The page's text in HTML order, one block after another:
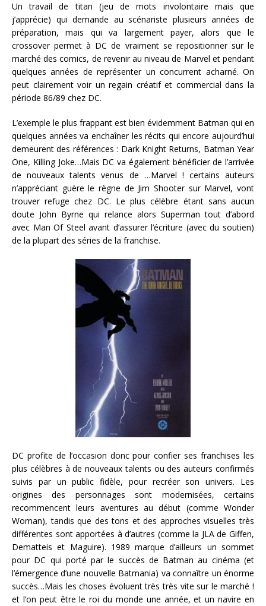
Un travail de titan (jeu de mots involontaire mais que
j’apprécie) qui demande au scénariste plusieurs années de
préparation, mais qui va largement payer, alors que le
crossover permet à DC de vraiment se repositionner sur le
marché des comics, de revenir au niveau de Marvel et pendant
quelques années de représenter un concurrent acharné. On
peut clairement voir un regain créatif et commercial dans la
période 86/89 chez DC.
L’exemple le plus frappant est bien évidemment Batman qui en
quelques années va enchaîner les récits qui encore aujourd’hui
demeurent des références : Dark Knight Returns, Batman Year
One, Killing Joke…Mais DC va également bénéficier de l’arrivée
de nouveaux talents venus de …Marvel ! certains auteurs
n’appréciant guère le règne de Jim Shooter sur Marvel, vont
trouver refuge chez DC. Le plus célèbre étant sans aucun
doute John Byrne qui relance alors Superman tout d’abord
avec Man Of Steel avant d’assurer l’écriture (avec du soutien)
de la plupart des séries de la franchise.
DC profite de l’occasion donc pour confier ses franchises les
plus célèbres à de nouveaux talents ou des auteurs confirmés
suivis par un public fidèle, pour recréer son univers. Les
origines des personnages sont modernisées, certains
recommencent leurs aventures au début (comme Wonder
Woman), tandis que des tons et des approches visuelles très
différentes sont apportées à d’autres (comme la JLA de Giffen,
Dematteis et Maguire). 1989 marque d’ailleurs un sommet
pour DC qui porté par le succès de Batman au cinéma (et
l’émergence d’une nouvelle Batmania) va connaître un énorme
succès…Mais les choses évoluent très très vite sur le marché !
et l’on peut être le roi du monde une année, et un navire en